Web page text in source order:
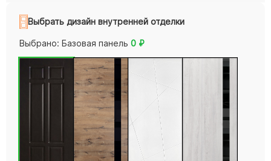
Выбрать дизайн внутренней отделки
Выбрано: Базовая панель 0 ₽